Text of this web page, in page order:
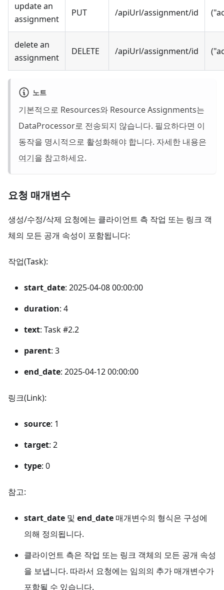
update an
assignment
PUT /apiUrl/assignment/id
delete an
assignment
DELETE /apiUrl/assignment/id
노트
기본적으로 Resources와 Resource Assignments는
DataProcessor로 전송되지 않습니다. 필요하다면 이
동작을 명시적으로 활성화해야 합니다. 자세한 내용은
여기을 참고하세요.
요청 매개변수
생성/수정/삭제 요청에는 클라이언트 측 작업 또는 링크 객
체의 모든 공개 속성이 포함됩니다:
작업(Task):
start_date: 2025-04-08 00:00:00
duration: 4
text: Task #2.2
parent: 3
end_date: 2025-04-12 00:00:00
링크(Link):
source: 1
target: 2
type: 0
참고:
start_date 및 end_date 매개변수의 형식은 구성에
의해 정의됩니다.
클라이언트 측은 작업 또는 링크 객체의 모든 공개 속성
을 보냅니다. 따라서 요청에는 임의의 추가 매개변수가
포함될 수 있습니다.